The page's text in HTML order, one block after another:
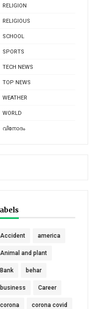
RELIGION
RELIGIOUS
SCHOOL
SPORTS
TECH NEWS
TOP NEWS
WEATHER
WORLD
വിനോദം
Accident america
Animal and plant
Bank behar
business Career
corona corona covid